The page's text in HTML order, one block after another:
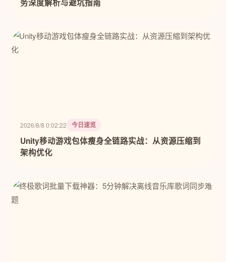
务深度解析与避坑指南
2026/8/8 0:02:22 今日速览
Unity移动游戏包体瘦身全链路实战：从资源压缩到
架构优化